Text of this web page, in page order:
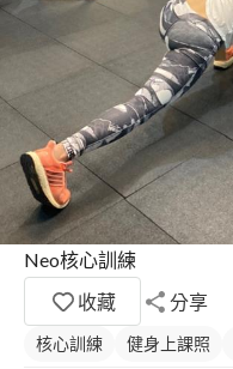
Neo核心訓練
收藏
分享
核心訓練 健身上課照